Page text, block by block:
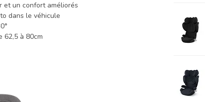
et un confort améliorés
dans le véhicule
62,5 à 80cm